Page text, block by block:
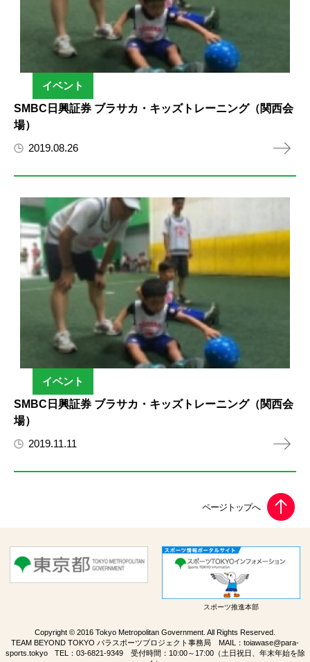
イベント
SMBC日興証券 ブラサカ・キッズトレーニング（関西会
場）
2019.08.26
イベント
SMBC日興証券 ブラサカ・キッズトレーニング（関西会
場）
2019.11.11
スポーツ推進本部
Copyright © 2016 Tokyo Metropolitan Government. All Rights Reserved.
TEAM BEYOND TOKYO パラスポーツプロジェクト事務局 MAIL： toiawase@para-
sports.tokyoTEL： 03-6821-9349受付時間：10:00～17:00（土日祝日、年末年始を除